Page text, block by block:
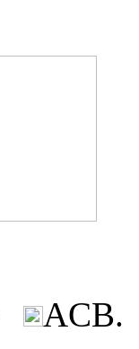
АCВ.